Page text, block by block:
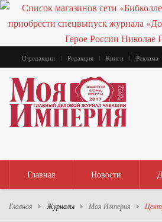
О редакции Редакция Книги Реклама
Главная Новости
Главная Журналы Моя Империя